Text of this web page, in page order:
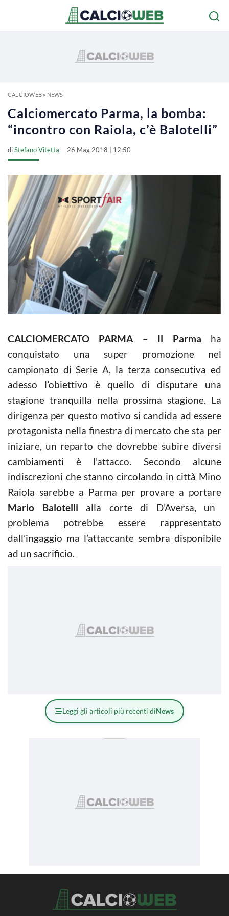
CALCIOWEB» NEWS
Calciomercato Parma, la bomba:
“incontro con Raiola, c’è Balotelli”
diStefano Vitetta 26 Mag 2018 | 12:50
CALCIOMERCATO PARMA – Il Parma ha
conquistato una super promozione nel
campionato di Serie A, la terza consecutiva ed
adesso l’obiettivo è quello di disputare una
stagione tranquilla nella prossima stagione. La
dirigenza per questo motivo si candida ad essere
protagonista nella finestra di mercato che sta per
iniziare, un reparto che dovrebbe subire diversi
cambiamenti è l’attacco. Secondo alcune
indiscrezioni che stanno circolando in città Mino
Raiola sarebbe a Parma per provare a portare
Mario Balotelli alla corte di D’Aversa, un
problema potrebbe essere rappresentato
dall’ingaggio ma l’attaccante sembra disponibile
ad un sacrificio.
Leggi gli articoli più recenti diNews